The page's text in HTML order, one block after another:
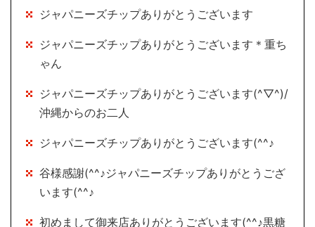
ジャパニーズチップありがとうございます
ジャパニーズチップありがとうございます＊重ち
ゃん
ジャパニーズチップありがとうございます(^▽^)/
沖縄からのお二人
ジャパニーズチップありがとうございます(^^♪
谷様感謝(^^♪ジャパニーズチップありがとうござ
います(^^♪
初めまして御来店ありがとうございます(^^♪黒糖